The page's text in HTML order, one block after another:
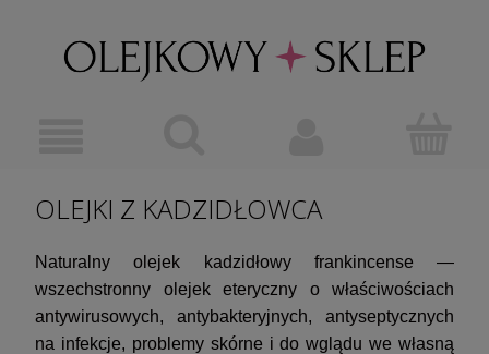
OLEJKI Z KADZIDŁOWCA
Naturalny olejek kadzidłowy frankincense —
wszechstronny olejek eteryczny o właściwościach
antywirusowych, antybakteryjnych, antyseptycznych
na infekcje, problemy skórne i do wglądu we własną